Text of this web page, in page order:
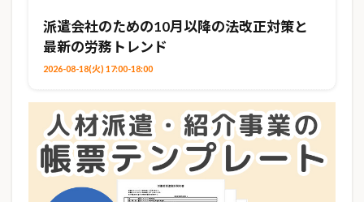
派遣会社のための10月以降の法改正対策と
最新の労務トレンド
2026-08-18(火) 17:00-18:00